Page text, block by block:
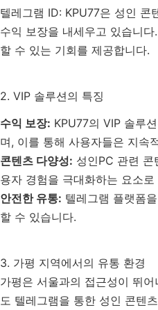
텔레그램 ID: KPU77은 성인 콘
수익 보장을 내세우고 있습니
할 수 있는 기회를 제공합니다.
2. VIP 솔루션의 특징
수익 보장: KPU77의 VIP 솔루
며, 이를 통해 사용자들은 지속
콘텐츠 다양성: 성인PC 관련
용자 경험을 극대화하는 요소로
안전한 유통: 텔레그램 플랫폼
할 수 있습니다.
3. 가평 지역에서의 유통 환경
가평은 서울과의 접근성이 뛰
도 텔레그램을 통한 성인 콘텐